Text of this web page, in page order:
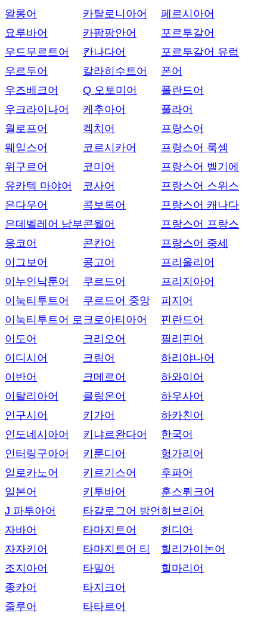
왈롱어
요루바어
우드무르트어
우르두어
우즈베크어
우크라이나어
월로프어
웨일스어
위구르어
유카텍 마야어
은다우어
은데벨레어 남부
응코어
이그보어
이누인낙툰어
이눅티투트어
이눅티투트어 로
이도어
이디시어
이반어
이탈리아어
인구시어
인도네시아어
인터링구아어
일로카노어
일본어
J 파투아어
자바어
자자키어
조지아어
종카어
줄루어
카탈로니아어
카팜팡안어
칸나다어
칼라히수트어
Q 오토미어
케추아어
켁치어
코르시카어
코미어
코사어
콕보록어
콘월어
콘칸어
콩고어
쿠르드어
쿠르드어 중앙
크로아티아어
크리오어
크림어
크메르어
클링온어
키가어
키냐르완다어
키룬디어
키르기스어
키투바어
타갈로그어 방언
타마지트어
타마지트어 티
타밀어
타지크어
타타르어
페르시아어
포르투갈어
포르투갈어 유럽
폰어
폴란드어
풀라어
프랑스어
프랑스어 룩셈
프랑스어 벨기에
프랑스어 스위스
프랑스어 캐나다
프랑스어 프랑스
프랑스어 중세
프리울리어
프리지아어
피지어
핀란드어
필리핀어
하리야나어
하와이어
하우사어
하카친어
한국어
헝가리어
후파어
훈스뤼크어
히브리어
힌디어
힐리가이논어
힐마리어